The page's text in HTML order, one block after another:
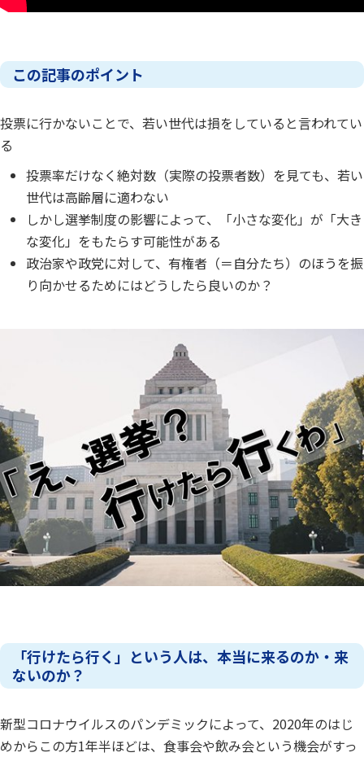
この記事のポイント
投票に行かないことで、若い世代は損をしていると言われてい
る
投票率だけなく絶対数（実際の投票者数）を見ても、若い
世代は高齢層に適わない
しかし選挙制度の影響によって、「小さな変化」が「大き
な変化」をもたらす可能性がある
政治家や政党に対して、有権者（＝自分たち）のほうを振
り向かせるためにはどうしたら良いのか？
「行けたら行く」という人は、本当に来るのか・来
ないのか？
新型コロナウイルスのパンデミックによって、2020年のはじ
めからこの方1年半ほどは、食事会や飲み会という機会がすっ